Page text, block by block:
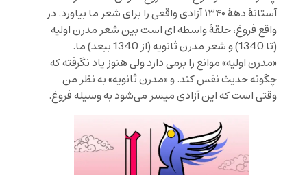
آستانۀ دهۀ ۱۳۴۰ آزادی واقعی را برای شعر ما بیاورد. در
واقع فروغ، حلقۀ واسطه ای است بین شعر مدرن اولیه
(تا 1340) و شعر مدرن ثانویه (از 1340 ببعد) ما.
«مدرن اولیه» موانع را برمی دارد ولی هنوز یاد نگرفته که
چگونه حدیث نفس کند. و «مدرن ثانویه» به نظر من
وقتی است که این آزادی میسر می‌شود به وسیله فروغ.